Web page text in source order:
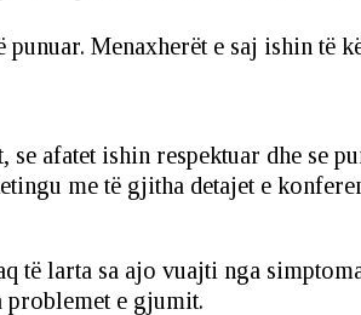
Menaxherët e saj ishin
afatet ishin respektuar dhe se
me të gjitha detajet e
larta sa ajo vuajti nga
problemet e gjumit.